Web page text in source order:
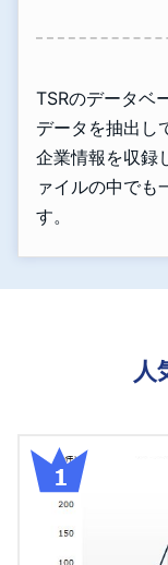
TSRのデータベ
データを抽出し
企業情報を収録
ァイルの中でも
す。
人